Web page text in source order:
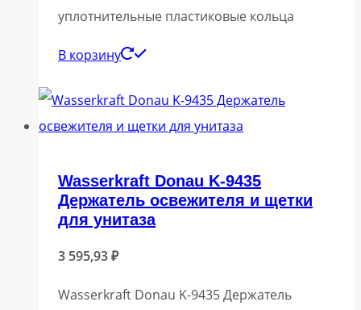
уплотнительные пластиковые кольца
В корзину
Wasserkraft Donau K-9435
Держатель освежителя и щетки
для унитаза
3 595,93₽
Wasserkraft Donau K-9435 Держатель